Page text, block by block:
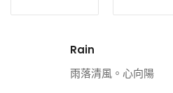
Rain
雨落清風。心向陽